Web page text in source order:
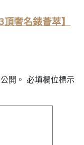
奢名錶薈萃】
開。 必填欄位標示